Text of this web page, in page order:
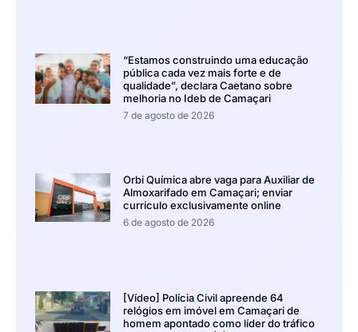
“Estamos construindo uma educação
pública cada vez mais forte e de
qualidade”, declara Caetano sobre
melhoria no Ideb de Camaçari
7 de agosto de 2026
Orbi Química abre vaga para Auxiliar de
Almoxarifado em Camaçari; enviar
currículo exclusivamente online
6 de agosto de 2026
[Vídeo] Polícia Civil apreende 64
relógios em imóvel em Camaçari de
homem apontado como líder do tráfico